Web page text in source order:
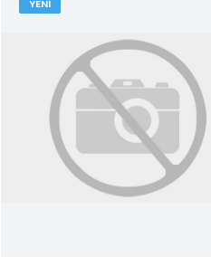
YENI